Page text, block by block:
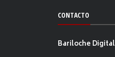
CONTACTO
Bariloche Digital